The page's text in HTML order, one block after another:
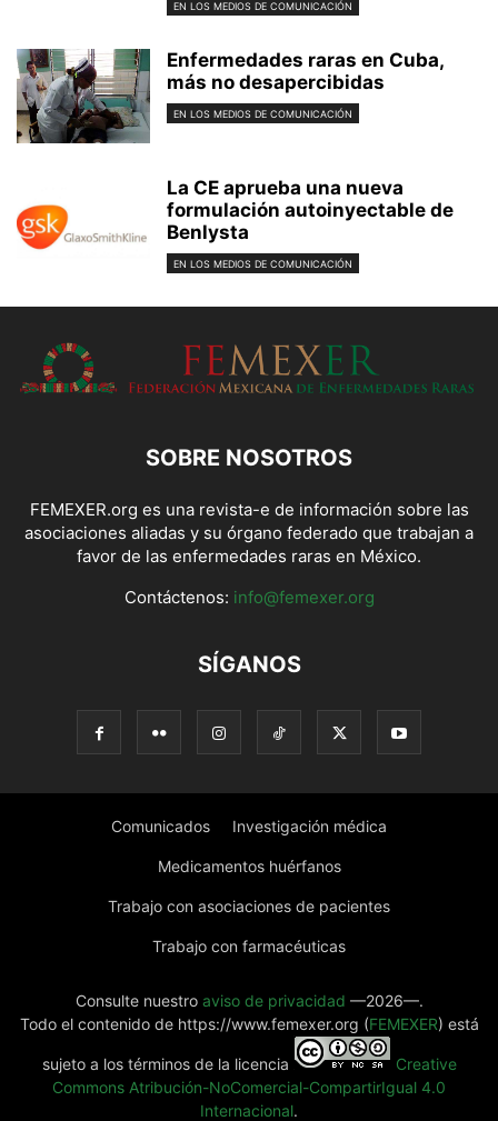
EN LOS MEDIOS DE COMUNICACIÓN
Enfermedades raras en Cuba,
más no desapercibidas
EN LOS MEDIOS DE COMUNICACIÓN
La CE aprueba una nueva
formulación autoinyectable de
Benlysta
EN LOS MEDIOS DE COMUNICACIÓN
SOBRE NOSOTROS
FEMEXER.org es una revista-e de información sobre las
asociaciones aliadas y su órgano federado que trabajan a
favor de las enfermedades raras en México.
Contáctenos: info@femexer.org
SÍGANOS
Comunicados Investigación médica
Medicamentos huérfanos
Trabajo con asociaciones de pacientes
Trabajo con farmacéuticas
Consulte nuestro aviso de privacidad —2026—.
Todo el contenido de https://www.femexer.org (FEMEXER) está
sujeto a los términos de la licencia
Creative
Commons Atribución-NoComercial-CompartirIgual 4.0
Internacional.